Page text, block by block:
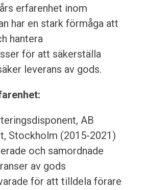
erfarenhet inom
har en stark förmåga att
hantera
för att säkerställa
leverans av gods.
AB
Stockholm (2015-2021)
och samordnade
av gods
för att tilldela förare